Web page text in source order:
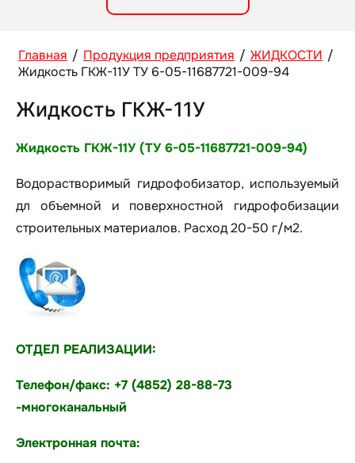
Главная / Продукция предприятия / ЖИДКОСТИ /
Жидкость ГКЖ-11У ТУ 6-05-11687721-009-94
Жидкость ГКЖ-11У
Жидкость ГКЖ-11У (ТУ 6-05-11687721-009-94)
Водорастворимый гидрофобизатор, используемый
дл объемной и поверхностной гидрофобизации
строительных материалов. Расход 20-50 г/м2.
ОТДЕЛ РЕАЛИЗАЦИИ:
Телефон/факс: +7 (4852) 28-88-73
-многоканальный
Электронная почта: